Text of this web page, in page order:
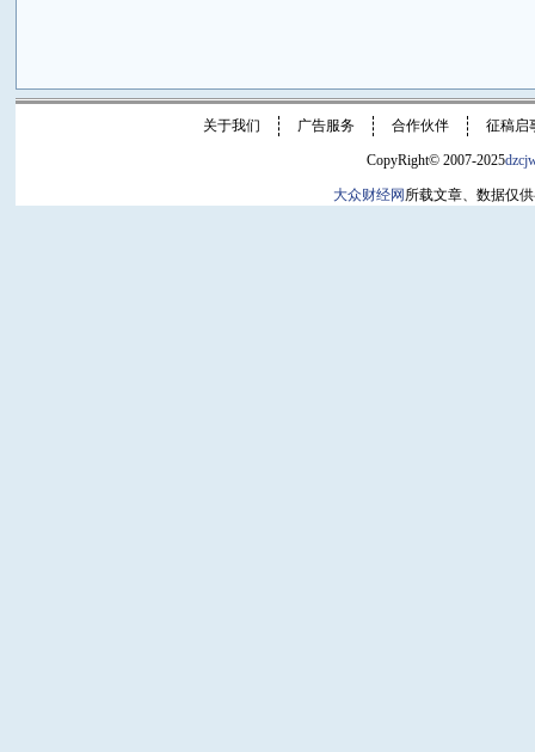
关于我们 广告服务 合作伙伴 征稿启
CopyRight© 2007-2025
大众财经网 所载文章、数据仅